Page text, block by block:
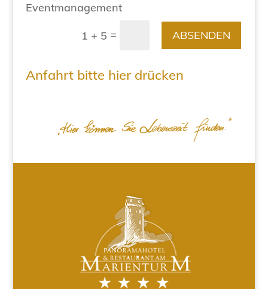
Eventmanagement
1 + 5 = ABSENDEN
Anfahrt bitte hier drücken